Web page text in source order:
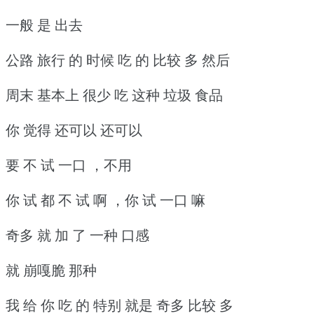
一般 是 出去
公路 旅行 的 时候 吃 的 比较 多 然后
周末 基本上 很少 吃 这种 垃圾 食品
你 觉得 还可以 还可以
要 不 试 一口 ，不用
你 试 都 不 试 啊 ，你 试 一口 嘛
奇多 就 加 了 一种 口感
就 崩嘎脆 那种
我 给 你 吃 的 特别 就是 奇多 比较 多